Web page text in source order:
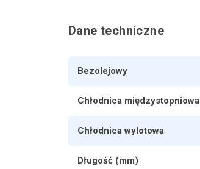
Dane techniczne
Bezolejowy
Chłodnica międzystopniowa
Chłodnica wylotowa
Długość (mm)